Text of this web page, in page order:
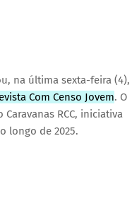
na última sexta-feira
Com Censo Jovem. O
RCC, iniciativa
longo de 2025.